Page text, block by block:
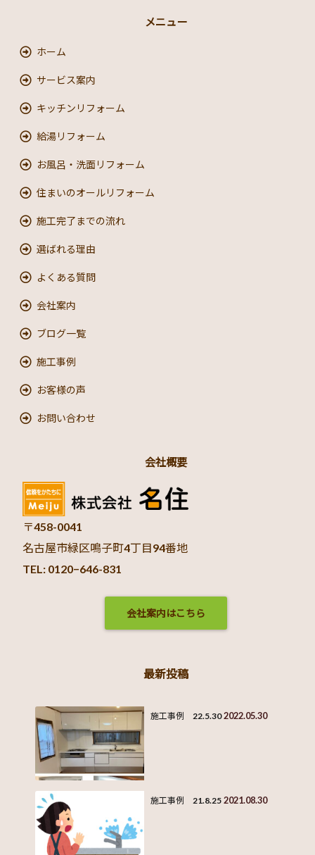
メニュー
ホーム
サービス案内
キッチンリフォーム
給湯リフォーム
お風呂・洗面リフォーム
住まいのオールリフォーム
施工完了までの流れ
選ばれる理由
よくある質問
会社案内
ブログ一覧
施工事例
お客様の声
お問い合わせ
会社概要
〒458-0041
名古屋市緑区鳴子町4丁目94番地
TEL: 0120−646-831
会社案内はこちら
最新投稿
施工事例 22.5.30 2022.05.30
施工事例 21.8.25 2021.08.30